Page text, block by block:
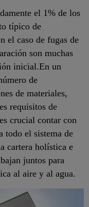
el 1% de los
típico de
el caso de fugas de
son muchas
inicial.En un
de
de materiales,
requisitos de
crucial contar con
todo el sistema de
cartera holística e
juntos para
al aire y al agua.